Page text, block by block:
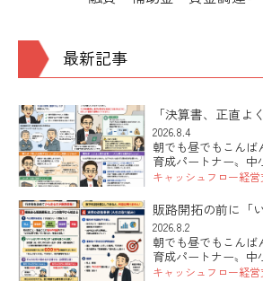
最新記事
「決算書、正直
の社長にこそ効くAI
2026.8.4
朝でも昼でもこんば
育成パートナー〟中
太郎です。 本日は「
になる第一歩」のお
でお伝えしている
キャッシュフロー経営
販路開拓の前に「
を出していますか
2026.8.2
朝でも昼でもこんば
育成パートナー〟中
太郎です。 本日は「
キャッシュフロー経営